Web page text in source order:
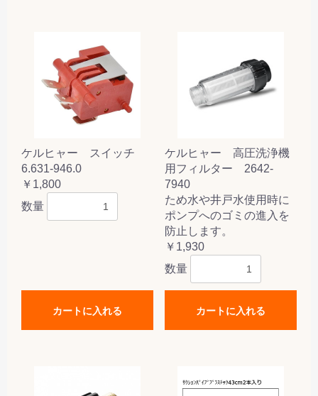
ケルヒャー スイッチ
6.631-946.0
￥1,800
数量
カートに入れる
ケルヒャー 高圧洗浄機
用フィルター 2642-
7940
ため水や井戸水使用時に
ポンプへのゴミの進入を
防止します。
￥1,930
数量
カートに入れる